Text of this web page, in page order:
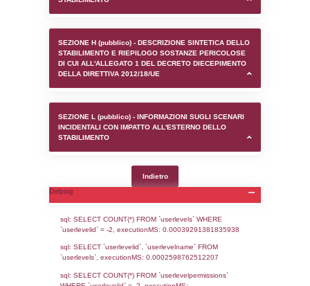
(Monza e della Brianza) -
SEZIONE A1 (pubblico) - INFORMAZIONI
SEZIONE D (pubblico) - INFORMAZIONI
CONTROLLO A CUI è SOGGETTO LO
DELL'AMBIENTE/TERRITORIO
STABILIMENTO